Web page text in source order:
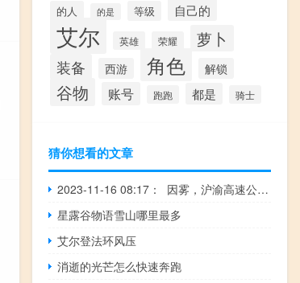
的人 的是 等级 自己的
艾尔 英雄 荣耀 萝卜
装备 西游 角色 解锁
谷物 账号 跑跑 都是 骑士
猜你想看的文章
2023-11-16 08:17： 因雾，沪渝高速公路车马阵、荆州、沙市、丫角、后湖、潜江收费站关闭，禁止车辆驶入。 雾散后随即解除管制，相关信息将第一时间发布在本微博评论区，请大家耐心等待，已经在路上的车辆，请降低车速、打开雾灯，谨慎驾驶。​​​
星露谷物语雪山哪里最多
艾尔登法环风压
消逝的光芒怎么快速奔跑